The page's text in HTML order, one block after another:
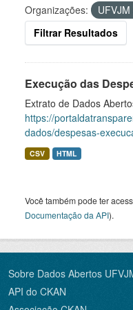
Organizações: UFVJM
Filtrar Resultados
Execução das
Extrato de Dados
https://
dados/despesas-
CSV HTML
Você também pode ter
Documentação da API).
Sobre Dados Abertos
API do CKAN